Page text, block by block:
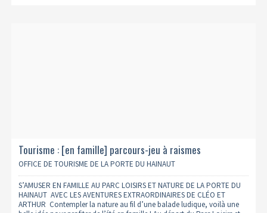
Tourisme : [en famille] parcours-jeu à raismes
OFFICE DE TOURISME DE LA PORTE DU HAINAUT
S’AMUSER EN FAMILLE AU PARC LOISIRS ET NATURE DE LA PORTE DU
HAINAUT AVEC LES AVENTURES EXTRAORDINAIRES DE CLÉO ET
ARTHUR Contempler la nature au fil d’une balade ludique, voilà une